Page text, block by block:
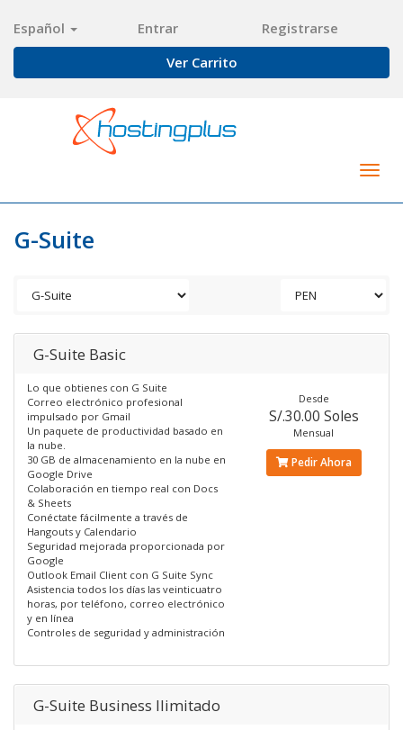
Español Entrar
Registrarse
Ver Carrito
G-Suite
G-Suite Basic
Lo que obtienes con G Suite
Correo electrónico profesional
impulsado por Gmail
Un paquete de productividad basado en
la nube.
30 GB de almacenamiento en la nube en
Google Drive
Colaboración en tiempo real con Docs
& Sheets
Conéctate fácilmente a través de
Hangouts y Calendario
Seguridad mejorada proporcionada por
Google
Outlook Email Client con G Suite Sync
Asistencia todos los días las veinticuatro
horas, por teléfono, correo electrónico
y en línea
Controles de seguridad y administración
Desde
S/.30.00 Soles
Mensual
Pedir Ahora
G-Suite Business Ilimitado